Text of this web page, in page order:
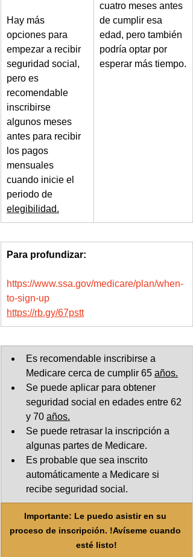
Hay más
opciones para
empezar a recibir
seguridad social,
pero es
recomendable
inscribirse
algunos meses
antes para recibir
los pagos
mensuales
cuando inicie el
periodo de
elegibilidad.
cuatro meses antes
de cumplir esa
edad, pero también
podría optar por
esperar más tiempo.
Para profundizar:
https://www.ssa.gov/medicare/plan/when-
to-sign-up
https://rb.gy/67pstt
Es recomendable inscribirse a
Medicare cerca de cumplir 65 años.
Se puede aplicar para obtener
seguridad social en edades entre 62
y 70 años.
Se puede retrasar la inscripción a
algunas partes de Medicare.
Es probable que sea inscrito
automáticamente a Medicare si
Importante: Le puedo asistir en su
proceso de inscripción. !Avíseme cuando
esté listo!